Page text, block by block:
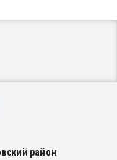
район